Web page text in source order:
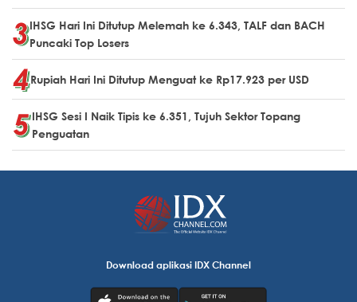
IHSG Hari Ini Ditutup Melemah ke 6.343, TALF dan BACH
Puncaki Top Losers
Rupiah Hari Ini Ditutup Menguat ke Rp17.923 per USD
IHSG Sesi I Naik Tipis ke 6.351, Tujuh Sektor Topang
Penguatan
Download aplikasi IDX Channel